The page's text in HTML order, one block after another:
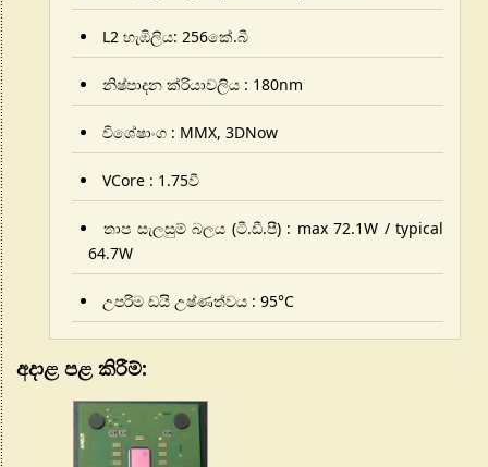
L2 හැඹිලිය: 256කේ.බී
නිෂ්පාදන ක්රියාවලිය : 180nm
විශේෂාංග : MMX, 3DNow
VCore : 1.75වී
තාප සැලසුම් බලය (ටී.ඩී.පී) : max 72.1W /typical
64.7W
උපරිම ඩයි උෂ්ණත්වය : 95°C
අදාළ පළ කිරීම්: